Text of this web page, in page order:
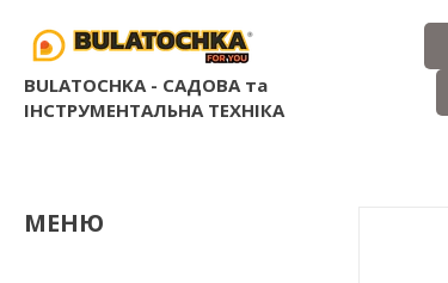
BULATOCHKA - САДОВА та
ІНСТРУМЕНТАЛЬНА ТЕХНІКА